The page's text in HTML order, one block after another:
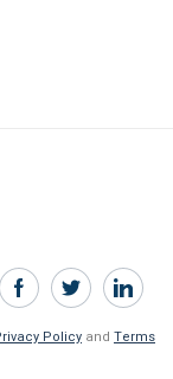
Policy and Terms